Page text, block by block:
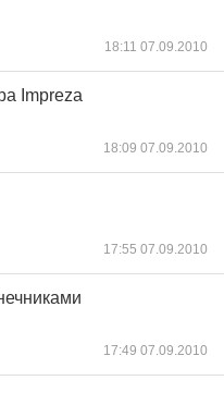
18:11 07.09.2010
Impreza
18:09 07.09.2010
17:55 07.09.2010
17:49 07.09.2010